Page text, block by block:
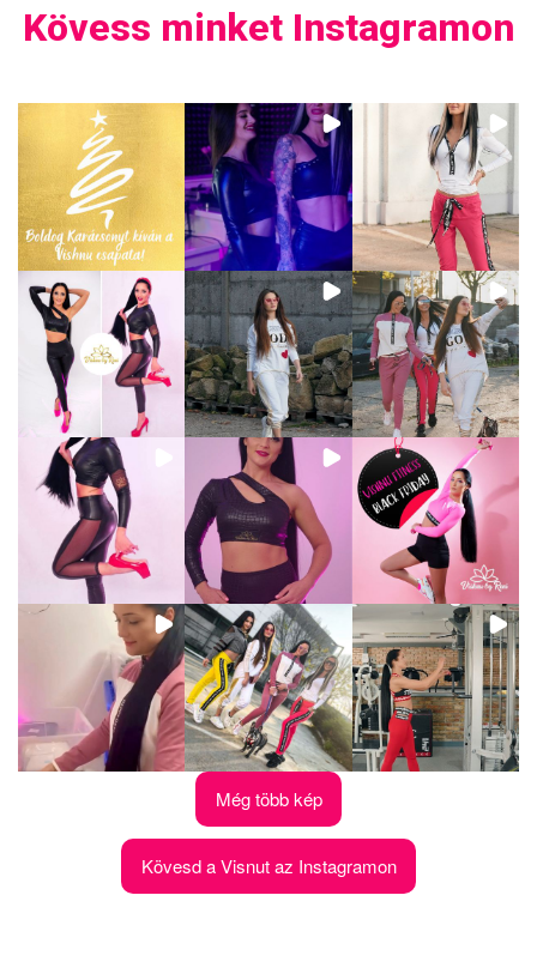
Kövess minket Instagramon
Még több kép
Kövesd a Visnut az Instagramon